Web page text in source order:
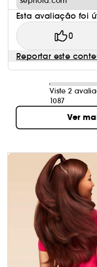
Esta avaliação foi
0
Reportar este
Viste 2
1087
Ver